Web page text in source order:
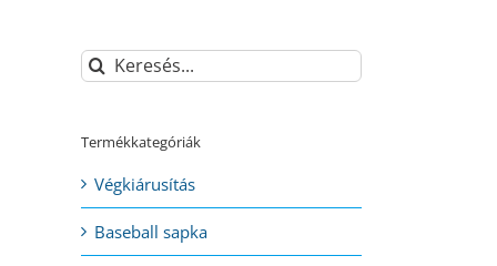
Keresés...
Termékkategóriák
Végkiárusítás
Baseball sapka